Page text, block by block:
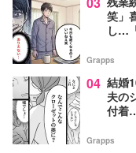
笑」
し…
Grapps
04 結婚
夫の
付着
Grapps